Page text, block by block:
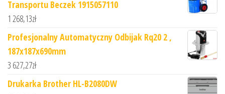
Transportu Beczek 1915057110
1 268,13zł
Profesjonalny Automatyczny Odbijak Rq20 2 ,
187x187x690mm
3 627,27zł
Drukarka Brother HL-B2080DW